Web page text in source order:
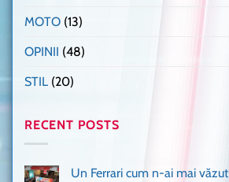
MOTO (13)
OPINII (48)
STIL (20)
RECENT POSTS
Un Ferrari cum n-ai mai văzut